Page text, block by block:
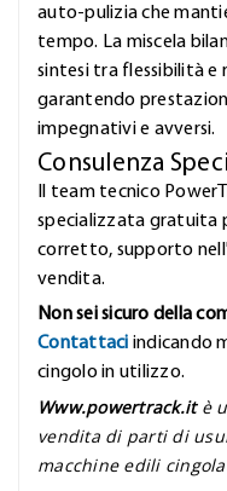
auto-pulizia che
tempo. La miscela
sintesi tra flessibilità e
garantendo
impegnativi e avversi.
Consulenza
Il team tecnico
specializzata gratuita
corretto, supporto
vendita.
Non sei sicuro della
Contattaci indicando
cingolo in utilizzo.
Www.powertrack.it è
vendita di parti di
macchine edili